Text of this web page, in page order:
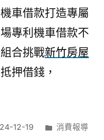
車借款打造專屬
專利機車借款不
合挑戰新竹房屋
押借錢，
12-19
分
消費報導